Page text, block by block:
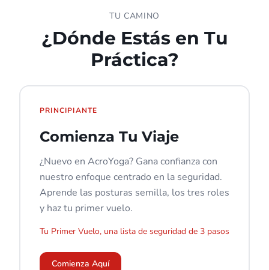
TU CAMINO
¿Dónde Estás en Tu
Práctica?
PRINCIPIANTE
Comienza Tu Viaje
¿Nuevo en AcroYoga? Gana confianza con
nuestro enfoque centrado en la seguridad.
Aprende las posturas semilla, los tres roles
y haz tu primer vuelo.
Tu Primer Vuelo, una lista de seguridad de 3 pasos
Comienza Aquí